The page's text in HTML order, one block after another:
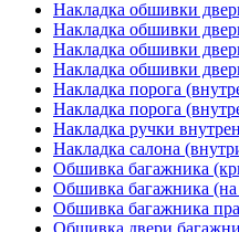
Накладка обшивки
Накладка обшивки
Накладка обшивки
Накладка обшивки
Накладка порога
Накладка порога
Накладка ручки
Накладка салона
Обшивка багажника
Обшивка багажника
Обшивка багажника
Обшивка двери